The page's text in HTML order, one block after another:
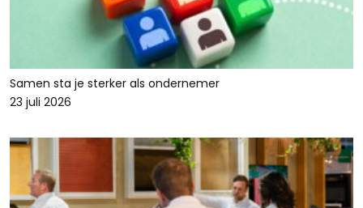
Samen sta je sterker als ondernemer
23 juli 2026